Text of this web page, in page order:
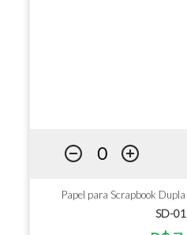
Papel para Scrapbook
SD-